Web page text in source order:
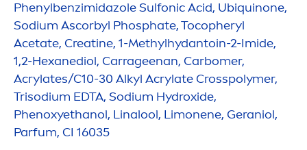
Phenylbenzimidazole Sulfonic Acid, Ubiquinone,
Sodium Ascorbyl Phosphate, Tocopheryl
Acetate, Creatine, 1-Methylhydantoin-2-Imide,
1,2-Hexanediol, Carrageenan, Carbomer,
Acrylates/C10-30 Alkyl Acrylate Crosspolymer,
Trisodium EDTA, Sodium Hydroxide,
Phenoxyethanol, Linalool, Limonene, Geraniol,
Parfum, CI 16035